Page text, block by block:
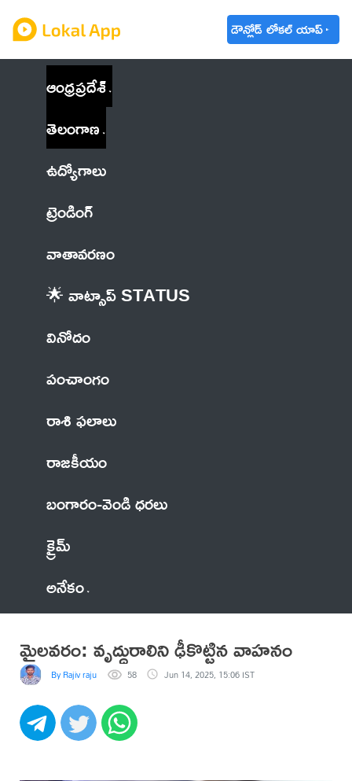
డౌన్లోడ్ లోకల్ యాప్
ఆంధ్రప్రదేశ్
తెలంగాణ
ఉద్యోగాలు
ట్రెండింగ్
వాతావరణం
🌟 వాట్సాప్ STATUS
వినోదం
పంచాంగం
రాశి ఫలాలు
రాజకీయం
బంగారం-వెండి ధరలు
క్రైమ్
అనేకం
మైలవరం: వృద్ధురాలిని ఢీకొట్టిన వాహనం
By Rajiv raju 58 Jun 14, 2025, 15:06 IST